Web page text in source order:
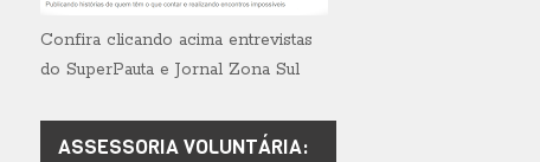
Confira clicando acima entrevistas
do SuperPauta e Jornal Zona Sul
ASSESSORIA VOLUNTÁRIA: